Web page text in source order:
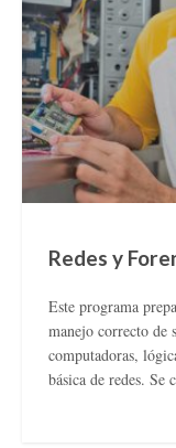
Redes y
Este programa
manejo correcto de
computadoras,
básica de redes. Se